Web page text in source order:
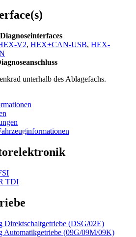
V2, HEX+CAN-USB, HEX-
unterhalb des Ablagefachs.
TDI
Direktschaltgetriebe (DSG/02E)
Automatikgetriebe (09G/09M/09K)